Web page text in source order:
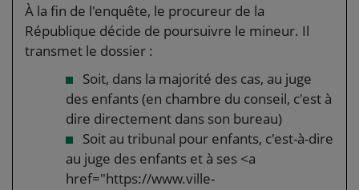
À la fin de l'enquête, le procureur de la
République décide de poursuivre le mineur. Il
transmet le dossier :
Soit, dans la majorité des cas, au juge
des enfants (en chambre du conseil, c'est à
dire directement dans son bureau)
Soit au tribunal pour enfants, c'est-à-dire
au juge des enfants et à ses <a
href="https://www.ville-